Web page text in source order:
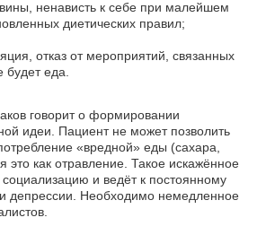
ненависть к себе при малейшем
диетических правил;
отказ от мероприятий, связанных
будет еда.
говорит о формировании
идеи. Пациент не может позволить
«вредной» еды (сахара,
это как отравление. Такое искажённое
социализацию и ведёт к постоянному
депрессии. Необходимо немедленное